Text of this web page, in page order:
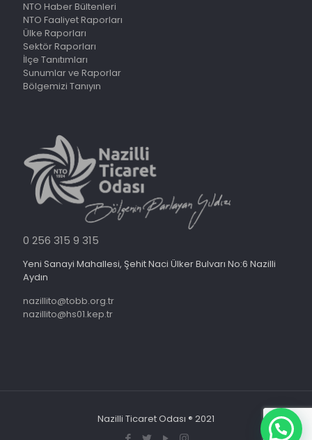
NTO Haber Bültenleri
NTO Faaliyet Raporları
Ülke Raporları
Sektör Raporları
İlçe Tanıtımları
Sunumlar ve Raporlar
Bölgemizi Tanıyın
0 256 315 9 315
Yeni Sanayi Mahallesi, Şehit Naci Ülker Bulvarı No:6 Nazilli
Aydın
nazillito@tobb.org.tr
nazillito@hs01.kep.tr
Nazilli Ticaret Odası ® 2021